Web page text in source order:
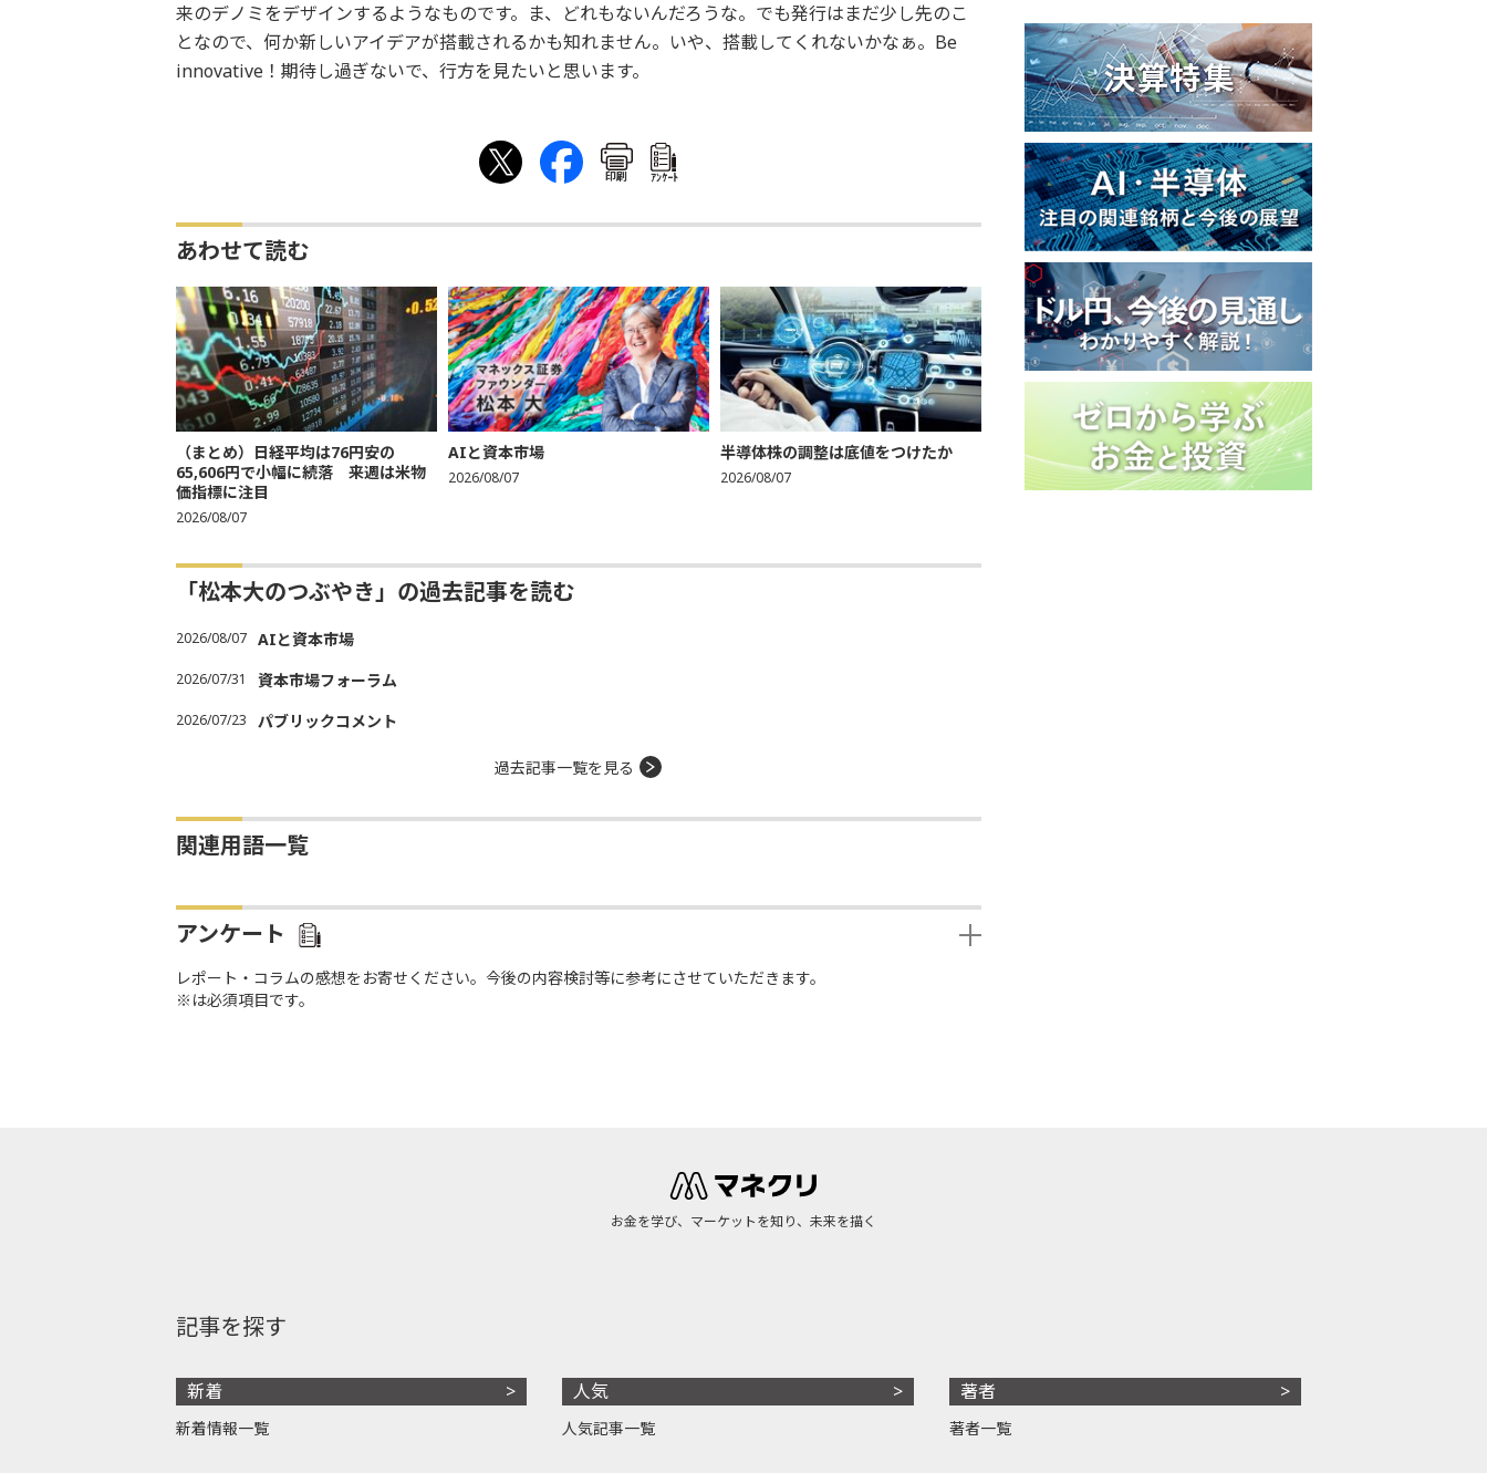
来のデノミをデザインするようなものです。ま、どれもないんだろうな。でも発行はまだ少し先のこ
となので、何か新しいアイデアが搭載されるかも知れません。いや、搭載してくれないかなぁ。Be
innovative！期待し過ぎないで、行方を見たいと思います。
印刷 ｱﾝｹｰﾄ
あわせて読む
（まとめ）日経平均は76円安の
65,606円で小幅に続落 来週は米物
価指標に注目
2026/08/07
AIと資本市場
2026/08/07
半導体株の調整は底値をつけたか
2026/08/07
「松本大のつぶやき」の過去記事を読む
2026/08/07 AIと資本市場
2026/07/31 資本市場フォーラム
2026/07/23 パブリックコメント
過去記事一覧を見る
関連用語一覧
アンケート
レポート・コラムの感想をお寄せください。今後の内容検討等に参考にさせていただきます。
※は必須項目です。
お金を学び、マーケットを知り、未来を描く
記事を探す
新着
新着情報一覧
人気
人気記事一覧
著者
著者一覧